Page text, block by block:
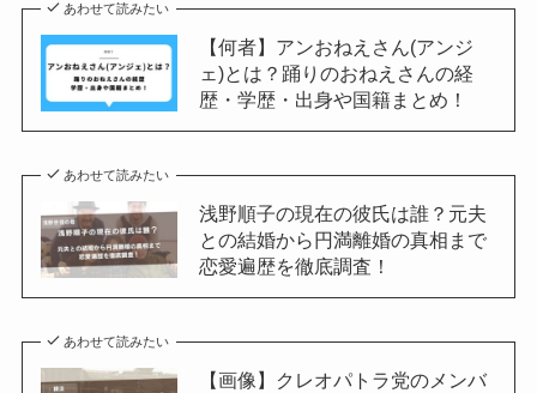
あわせて読みたい
【何者】アンおねえさん(アンジ
ェ)とは？踊りのおねえさんの経
歴・学歴・出身や国籍まとめ！
あわせて読みたい
浅野順子の現在の彼氏は誰？元夫
との結婚から円満離婚の真相まで
恋愛遍歴を徹底調査！
あわせて読みたい
【画像】クレオパトラ党のメンバ